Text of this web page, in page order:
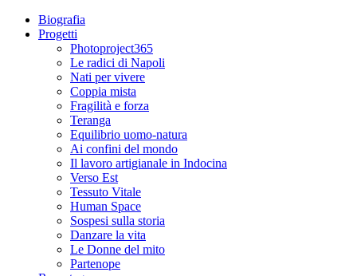
Biografia
Progetti
Photoproject365
Le radici di Napoli
Nati per vivere
Coppia mista
Fragilità e forza
Teranga
Equilibrio uomo-natura
Ai confini del mondo
Il lavoro artigianale in Indocina
Verso Est
Tessuto Vitale
Human Space
Sospesi sulla storia
Danzare la vita
Le Donne del mito
Partenope